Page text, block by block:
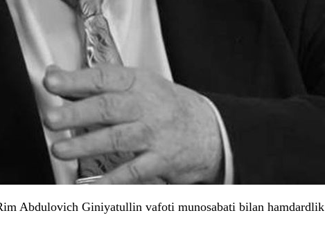
Abdulovich Giniyatullin vafoti munosabati bilan hamdardlik